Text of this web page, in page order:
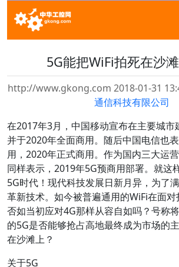
5G能把WiFi拍死在沙
http://www.gkong.com 2018-01-31
通信科技有限公司
在2017年3月，中国移动宣布在主要城市
并于2020年全面商用。随后中国电信也
用，2020年正式商用。作为国内三大运
同样表示，2019年5G预商用部署。就这
5G时代！现代科技发展日新月异，为了
革新技术。如今被普遍通用的WiFi在面
否如当初应对4G那样从容自如吗？号称
的5G是否能够抢占高地最终成为市场的
在沙滩上？
关于5G